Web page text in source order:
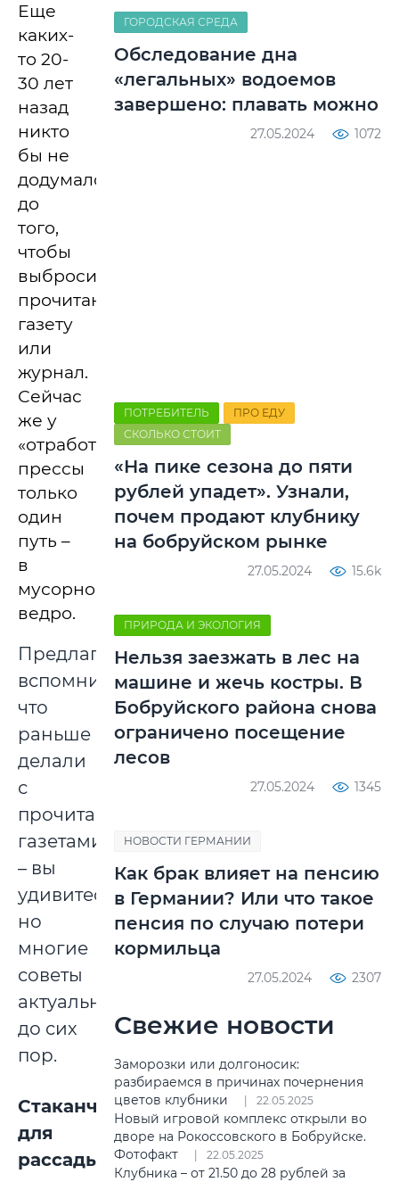
Еще
каких-
то 20-
30 лет
назад
никто
бы не
додумался
до
того,
чтобы
выбросить
прочитанную
газету
или
журнал.
Сейчас
же у
«отработанной»
прессы
только
один
путь –
в
мусорное
ведро.
Предлагаем
вспомнить,
что
раньше
делали
с
прочитанными
газетами
– вы
удивитесь,
но
многие
советы
актуальны
до сих
пор.
Стаканчики
для
рассады
ГОРОДСКАЯ СРЕДА
Обследование дна
«легальных» водоемов
завершено: плавать можно
27.05.2024 1072
ПОТРЕБИТЕЛЬ
ПРО ЕДУ
СКОЛЬКО СТОИТ
«На пике сезона до пяти
рублей упадет». Узнали,
почем продают клубнику
на бобруйском рынке
27.05.2024 15.6k
ПРИРОДА И ЭКОЛОГИЯ
Нельзя заезжать в лес на
машине и жечь костры. В
Бобруйского района снова
ограничено посещение
лесов
27.05.2024 1345
НОВОСТИ ГЕРМАНИИ
Как брак влияет на пенсию
в Германии? Или что такое
пенсия по случаю потери
кормильца
27.05.2024 2307
Свежие новости
Заморозки или долгоносик:
разбираемся в причинах почернения
цветов клубники
22.05.2025
Новый игровой комплекс открыли во
дворе на Рокоссовского в Бобруйске.
Фотофакт
22.05.2025
Клубника – от 21.50 до 28 рублей за